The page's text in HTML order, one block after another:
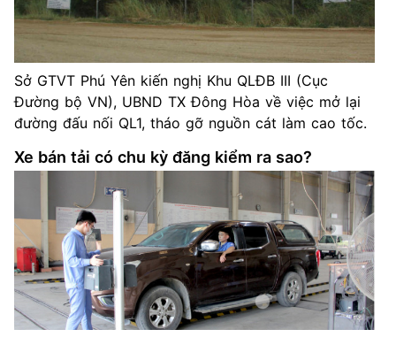
Sở GTVT Phú Yên kiến nghị Khu QLĐB III (Cục
Đường bộ VN), UBND TX Đông Hòa về việc mở lại
đường đấu nối QL1, tháo gỡ nguồn cát làm cao tốc.
Xe bán tải có chu kỳ đăng kiểm ra sao?